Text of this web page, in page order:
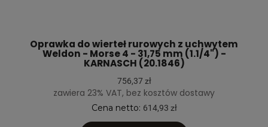
Oprawka do wierteł rurowych z uchwytem
Weldon - Morse 4 - 31,75 mm (1.1/4") -
KARNASCH (20.1846)
756,37 zł
zawiera 23% VAT, bez kosztów dostawy
Cena netto: 614,93 zł